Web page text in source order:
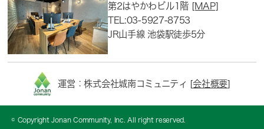
第2はやかわビル1階 [MAP]
TEL:03-5927-8753
JR山手線 池袋駅徒歩5分
運営：株式会社城南コミュニティ [会社概要]
© Copyright Jonan Community, Inc. All right reserved.